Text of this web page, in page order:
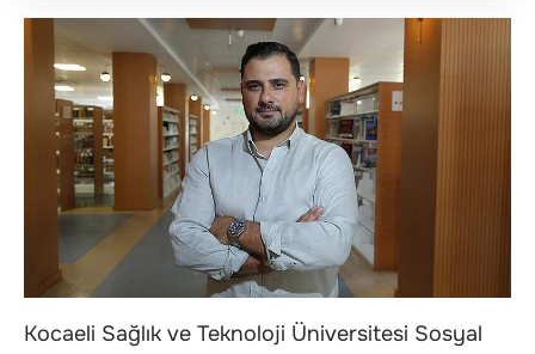
Kocaeli Sağlık ve Teknoloji Üniversitesi Sosyal